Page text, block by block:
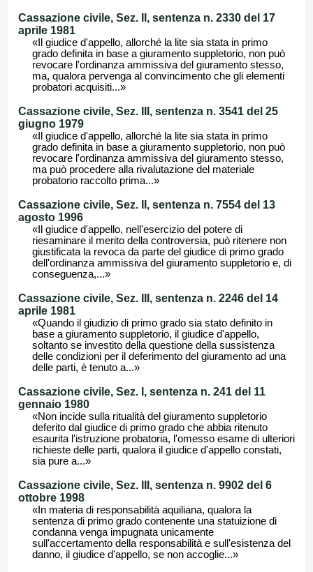
Cassazione civile, Sez. II, sentenza n. 2330 del 17
aprile 1981
«Il giudice d'appello, allorché la lite sia stata in primo
grado definita in base a giuramento suppletorio, non può
revocare l'ordinanza ammissiva del giuramento stesso,
ma, qualora pervenga al convincimento che gli elementi
probatori acquisiti...»
Cassazione civile, Sez. III, sentenza n. 3541 del 25
giugno 1979
«Il giudice d'appello, allorché la lite sia stata in primo
grado definita in base a giuramento suppletorio, non può
revocare l'ordinanza ammissiva del giuramento stesso,
ma può procedere alla rivalutazione del materiale
probatorio raccolto prima...»
Cassazione civile, Sez. II, sentenza n. 7554 del 13
agosto 1996
«Il giudice d'appello, nell'esercizio del potere di
riesaminare il merito della controversia, può ritenere non
giustificata la revoca da parte del giudice di primo grado
dell'ordinanza ammissiva del giuramento suppletorio e, di
conseguenza,...»
Cassazione civile, Sez. III, sentenza n. 2246 del 14
aprile 1981
«Quando il giudizio di primo grado sia stato definito in
base a giuramento suppletorio, il giudice d'appello,
soltanto se investito della questione della sussistenza
delle condizioni per il deferimento del giuramento ad una
delle parti, è tenuto a...»
Cassazione civile, Sez. I, sentenza n. 241 del 11
gennaio 1980
«Non incide sulla ritualità del giuramento suppletorio
deferito dal giudice di primo grado che abbia ritenuto
esaurita l'istruzione probatoria, l'omesso esame di ulteriori
richieste delle parti, qualora il giudice d'appello constati,
sia pure a...»
Cassazione civile, Sez. III, sentenza n. 9902 del 6
ottobre 1998
«In materia di responsabilità aquiliana, qualora la
sentenza di primo grado contenente una statuizione di
condanna venga impugnata unicamente
sull'accertamento della responsabilità e sull'esistenza del
danno, il giudice d'appello, se non accoglie...»